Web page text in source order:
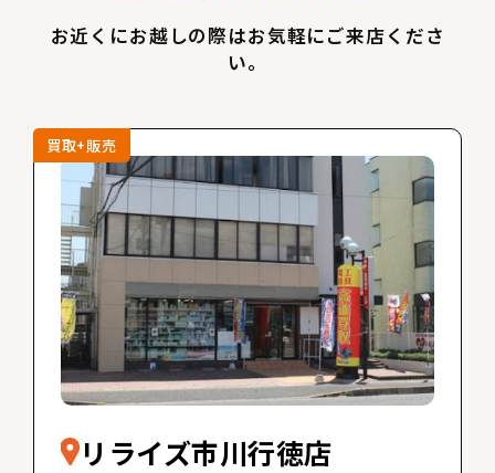
お近くにお越しの際はお気軽にご来店くださ
い。
買取+販売
リライズ市川行徳店